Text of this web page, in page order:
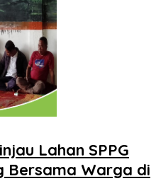
Lahan SPPG
Bersama Warga di